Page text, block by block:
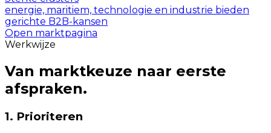
energie, maritiem, technologie en industrie bieden
gerichte B2B-kansen
Open marktpagina
Werkwijze
Van marktkeuze naar eerste
afspraken.
1. Prioriteren